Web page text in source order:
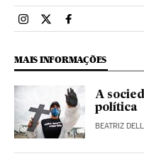
Brasil El País Brasil en
Brasil El País Brasil
Brasil El País
MAIS INFORMAÇÕES
A
política
BEATRIZ